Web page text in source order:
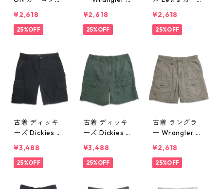
ーフパンツ ア
イボリー オフ
記：32 gd40
6336n w50616
¥2,618
25%OFF
ンツ ハーフパ
ンツ カーキ 表
¥2,618
25%OFF
ハーフパンツ
グリーン系 表
¥2,618
25%OFF
古着 ディッキ
ーズ Dickies ワ
ョートパンツ
ハーフパンツ
記：32 gd40
¥3,488
25%OFF
古着 ディッキ
ーズ Dickies カ
ンツ ハーフパ
ンツ グリーン
¥3,488
25%OFF
古着 ラングラ
ー Wrangler カ
ンツ ハーフパ
ンツ カーキ系
¥2,618
25%OFF